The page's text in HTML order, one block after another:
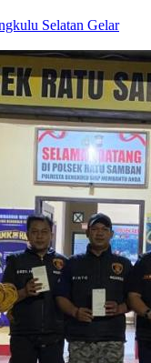
Selatan Gelar